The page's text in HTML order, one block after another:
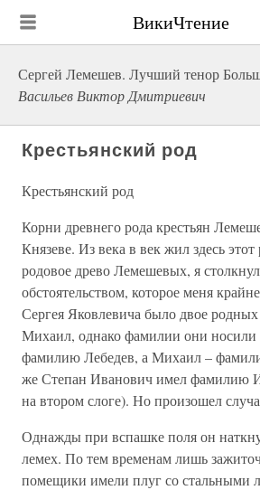
ВикиЧтение
Сергей Лемешев. Лучший тенор
Васильев Виктор Дмитриевич
Крестьянский род
Крестьянский род
Корни древнего рода крестьян
Князеве. Из века в век жил здесь
родовое древо Лемешевых, я
обстоятельством, которое меня
Сергея Яковлевича было двое
Михаил, однако фамилии они носили
фамилию Лебедев, а Михаил –
же Степан Иванович имел фамилию
на втором слоге). Но произошел
Однажды при вспашке поля он
лемех. По тем временам лишь
помещики имели плуг со стальными